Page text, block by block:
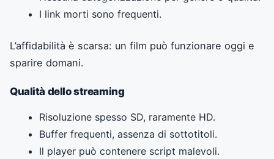
I link morti sono frequenti.
L’affidabilità è scarsa: un film può funzionare oggi e
sparire domani.
Qualità dello streaming
Risoluzione spesso SD, raramente HD.
Buffer frequenti, assenza di sottotitoli.
Il player può contenere script malevoli.